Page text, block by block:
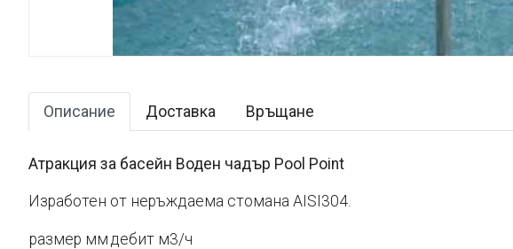
Описание Доставка Връщане
Атракция за басейн Воден чадър Pool Point
Изработен от неръждаема стомана AISI304.
размер мм дебит м3/ч